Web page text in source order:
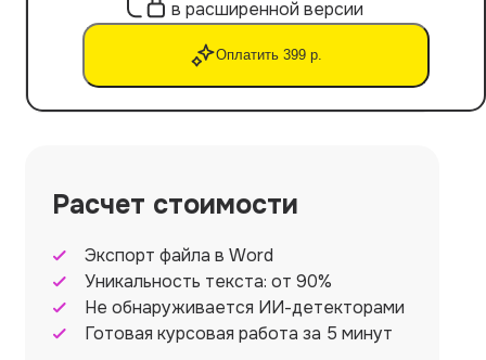
в расширенной версии
Оплатить 399 р.
Расчет стоимости
Экспорт файла в Word
Уникальность текста: от 90%
Не обнаруживается ИИ-детекторами
Готовая курсовая работа за 5 минут